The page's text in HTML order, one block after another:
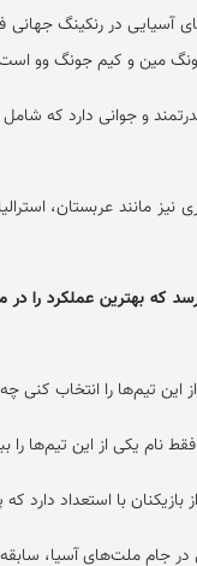
آسیایی در رنکینگ جهانی
مین و کیم جونگ وو
و جوانی دارد که
نیز مانند عربستان،
که بهترین عملکرد
این تیم‌ها را انتخاب کنی
نام یکی از این تیم‌ها را
با استعداد دارد که